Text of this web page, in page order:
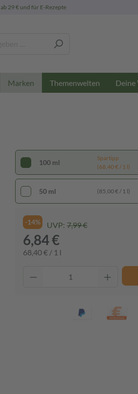
ab 29 € und für E-Rezepte
Marken Themenwelten Deine
100 ml
Spartipp
(68,40 € / 1 l)
50 ml (85,00 € / 1 l)
-14% UVP: 7,99 €
6,84 €
68,40 € / 1 l